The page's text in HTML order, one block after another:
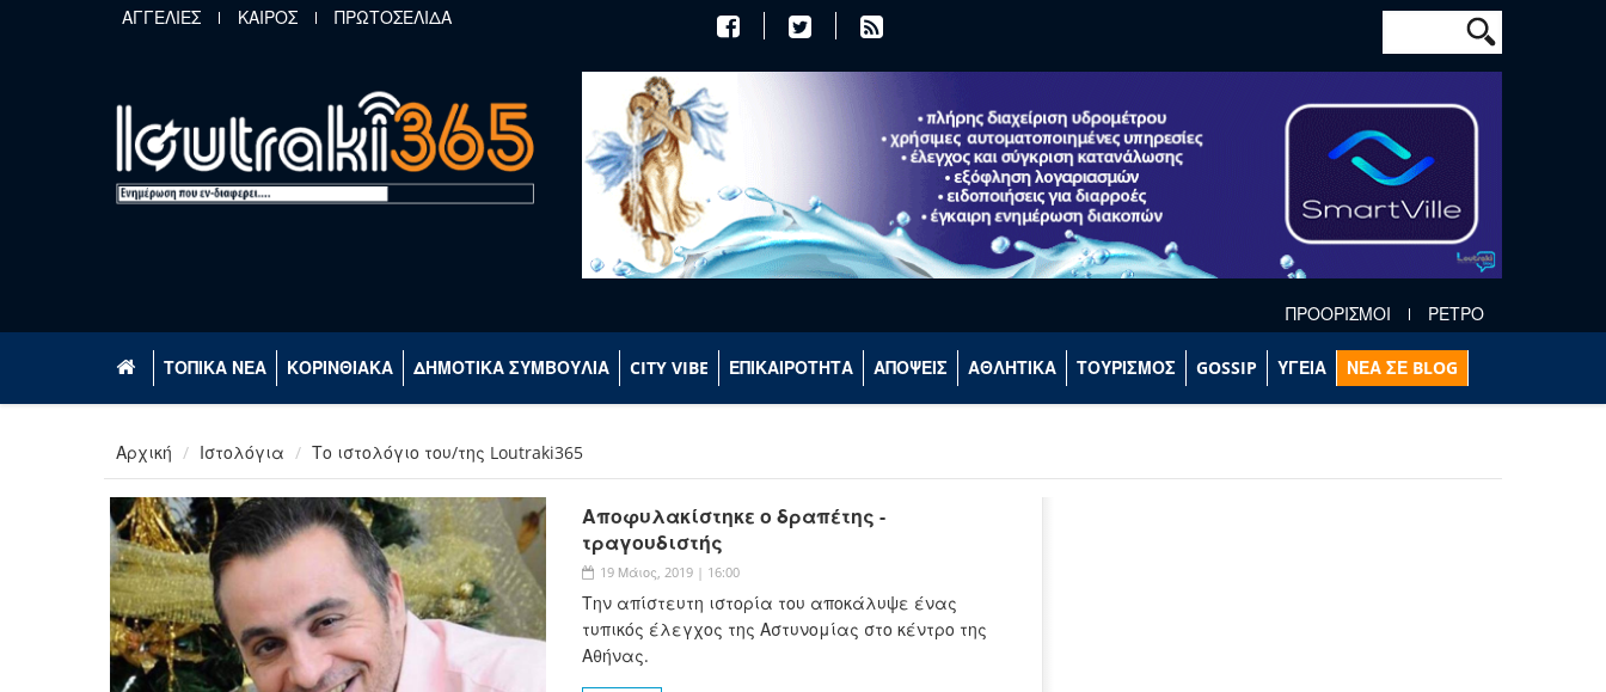
Παράκαμψη προς το κυρίως περιεχόμενο
ΑΓΓΕΛΙΕΣ ΚΑΙΡΟΣ ΠΡΩΤΟΣΕΛΙΔΑ Φόρμα
Αναζήτηση
ΠΡΟΟΡΙΣΜΟΙ ΡΕΤΡΟ
ΤΟΠΙΚΑ ΝΕΑ ΚΟΡΙΝΘΙΑΚΑ ΔΗΜΟΤΙΚΑ ΣΥΜΒΟΥΛΙΑ CITY VIBE ΕΠΙΚΑΙΡΟΤΗΤΑ ΑΠΟΨΕΙΣ ΑΘΛΗΤΙΚΑ ΤΟΥΡΙΣΜΟΣ GOSSIP ΥΓΕΙΑ ΝΕΑ ΣΕ BLOG
Αρχική Ιστολόγια Το ιστολόγιο του/της Loutraki365
Αποφυλακίστηκε ο δραπέτης -
τραγουδιστής
19 Μάιος, 2019 | 16:00
Την απίστευτη ιστορία του αποκάλυψε ένας
τυπικός έλεγχος της Αστυνομίας στο κέντρο της
Αθήνας.